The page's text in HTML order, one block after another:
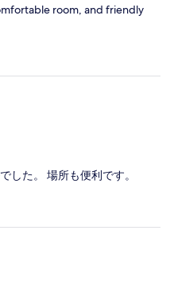
room, and friendly
した。 場所も便利です。